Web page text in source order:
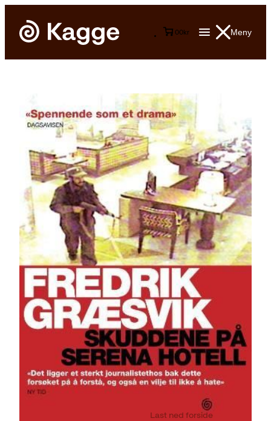
Meny
00kr
Last ned forside